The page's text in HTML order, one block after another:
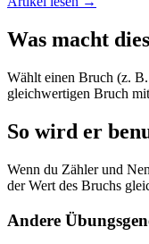
Was macht
Wählt einen Bruch (z.
gleichwertigen Bruch
So wird er
Wenn du Zähler und
der Wert des Bruchs
Andere